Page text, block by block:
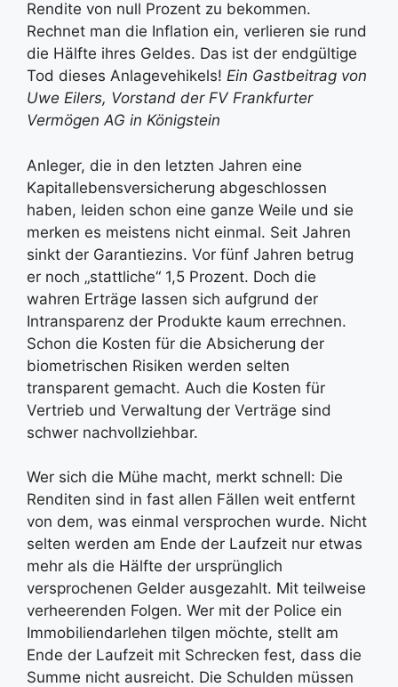
Rendite von null Prozent zu bekommen.
Rechnet man die Inflation ein, verlieren sie rund
die Hälfte ihres Geldes. Das ist der endgültige
Tod dieses Anlagevehikels! Ein Gastbeitrag von
Uwe Eilers, Vorstand der FV Frankfurter
Vermögen AG in Königstein
Anleger, die in den letzten Jahren eine
Kapitallebensversicherung abgeschlossen
haben, leiden schon eine ganze Weile und sie
merken es meistens nicht einmal. Seit Jahren
sinkt der Garantiezins. Vor fünf Jahren betrug
er noch „stattliche“ 1,5 Prozent. Doch die
wahren Erträge lassen sich aufgrund der
Intransparenz der Produkte kaum errechnen.
Schon die Kosten für die Absicherung der
biometrischen Risiken werden selten
transparent gemacht. Auch die Kosten für
Vertrieb und Verwaltung der Verträge sind
schwer nachvollziehbar.
Wer sich die Mühe macht, merkt schnell: Die
Renditen sind in fast allen Fällen weit entfernt
von dem, was einmal versprochen wurde. Nicht
selten werden am Ende der Laufzeit nur etwas
mehr als die Hälfte der ursprünglich
versprochenen Gelder ausgezahlt. Mit teilweise
verheerenden Folgen. Wer mit der Police ein
Immobiliendarlehen tilgen möchte, stellt am
Ende der Laufzeit mit Schrecken fest, dass die
Summe nicht ausreicht. Die Schulden müssen